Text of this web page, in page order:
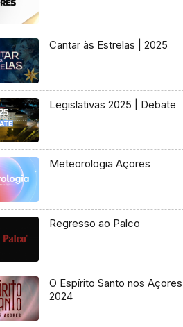
Cantar às Estrelas | 2025
Legislativas 2025 | Debate
Meteorologia Açores
Regresso ao Palco
O Espírito Santo nos Açores |
2024